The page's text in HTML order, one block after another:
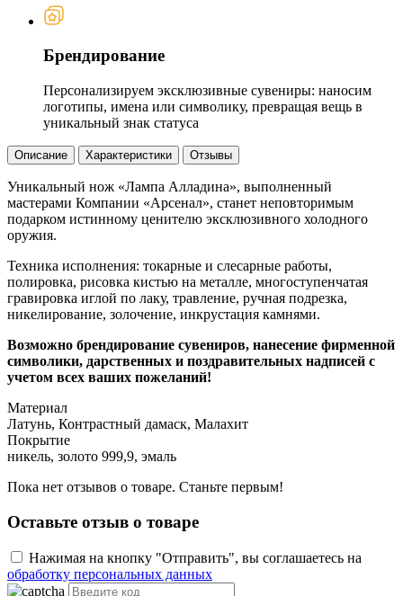
Брендирование
Персонализируем эксклюзивные сувениры: наносим
логотипы, имена или символику, превращая вещь в
уникальный знак статуса
Описание Характеристики Отзывы
Уникальный нож «Лампа Алладина», выполненный
мастерами Компании «Арсенал», станет неповторимым
подарком истинному ценителю эксклюзивного холодного
оружия.
Техника исполнения: токарные и слесарные работы,
полировка, рисовка кистью на металле, многоступенчатая
гравировка иглой по лаку, травление, ручная подрезка,
никелирование, золочение, инкрустация камнями.
Возможно брендирование сувениров, нанесение фирменной
символики, дарственных и поздравительных надписей с
учетом всех ваших пожеланий!
Материал
Латунь, Контрастный дамаск, Малахит
Покрытие
никель, золото 999,9, эмаль
Пока нет отзывов о товаре. Станьте первым!
Оставьте отзыв о товаре
Нажимая на кнопку "Отправить", вы соглашаетесь на
обработку персональных данных